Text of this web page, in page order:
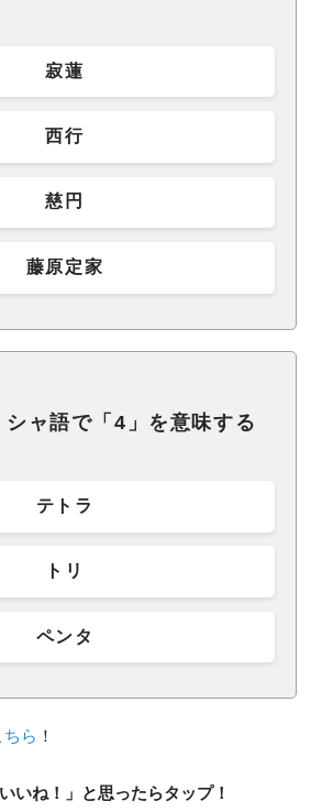
寂蓮
西行
慈円
藤原定家
ャ語で「4」を意味する
テトラ
トリ
ペンタ
ちら ！
いね！」と思ったらタップ！